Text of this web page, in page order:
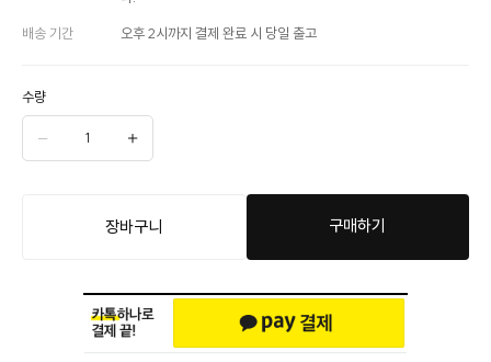
배송 기간 오후 2시까지 결제 완료 시 당일 출고
수량
장바구니 구매하기